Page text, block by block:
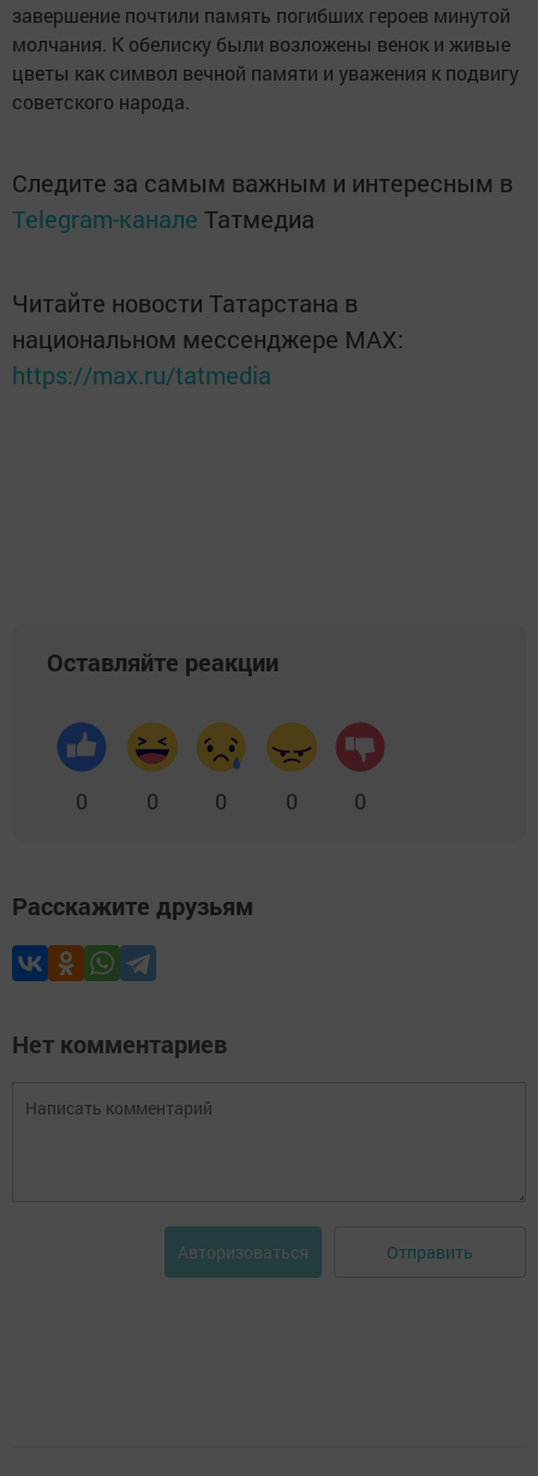
завершение почтили память погибших героев минутой
молчания. К обелиску были возложены венок и живые
цветы как символ вечной памяти и уважения к подвигу
советского народа.
Следите за самым важным и интересным в
Telegram-канале Татмедиа
Читайте новости Татарстана в
национальном мессенджере MАХ:
https://max.ru/tatmedia
Оставляйте реакции
0 0 0 0 0
Расскажите друзьям
Нет комментариев
Авторизоваться Отправить